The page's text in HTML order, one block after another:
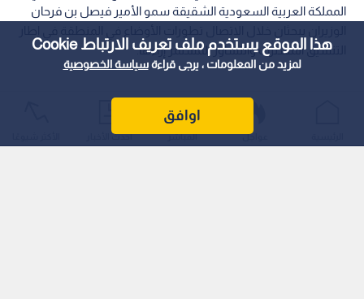
هذا الموقع يستخدم ملف تعريف الارتباط Cookie
لمزيد من المعلومات ، يرجى قراءةسياسة الخصوصية
اوافق
المملكة العربية السعودية الشقيقة سمو الأمير فيصل بن فرحان
التنسيق المشترك والتشاور المستمر إزاءها.
عواجل المباشر أحدث الأخبار